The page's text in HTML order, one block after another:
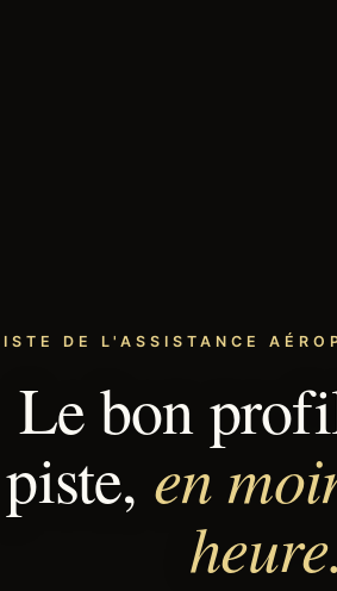
DE L'ASSISTANCE
Le bon
piste, en
heure.